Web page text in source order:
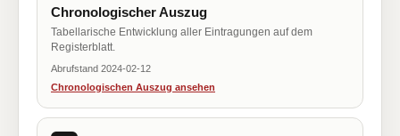
Chronologischer Auszug
Tabellarische Entwicklung aller Eintragungen auf dem
Registerblatt.
Abrufstand 2024-02-12
Chronologischen Auszug ansehen